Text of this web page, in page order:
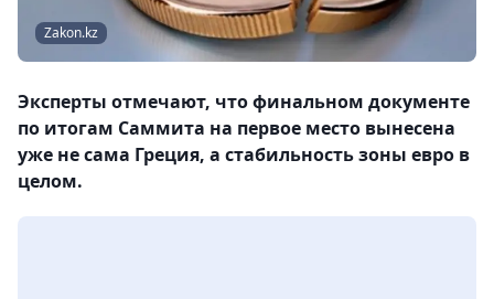
Zakon.kz
Эксперты отмечают, что финальном документе
по итогам Саммита на первое место вынесена
уже не сама Греция, а стабильность зоны евро в
целом.